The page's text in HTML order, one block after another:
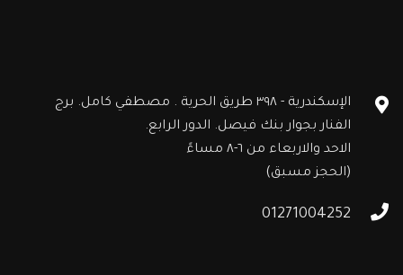
الإسكندرية - ٣٩٨ طريق الحرية . مصطفي كامل. برج
الفنار بجوار بنك فيصل. الدور الرابع.
الاحد والاربعاء من ٦-٨ مساءً
(الحجز مسبق)
01271004252